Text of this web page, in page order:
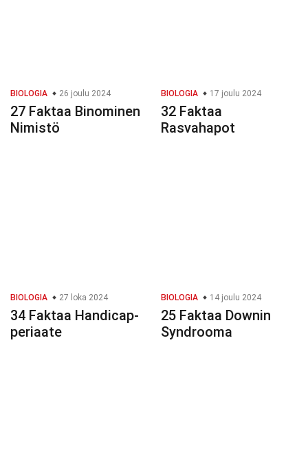
BIOLOGIA 26 joulu 2024
27 Faktaa Binominen
Nimistö
BIOLOGIA 17 joulu 2024
32 Faktaa
Rasvahapot
BIOLOGIA 27 loka 2024
34 Faktaa Handicap-
periaate
BIOLOGIA 14 joulu 2024
25 Faktaa Downin
Syndrooma